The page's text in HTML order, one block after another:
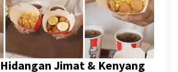
Jimat & Kenyang